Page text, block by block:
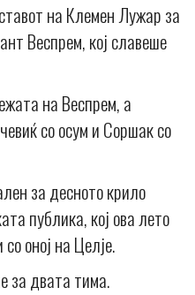
на Клемен Лужар за
Веспрем, кој славеше
на Веспрем, а
со осум и Соршак со
за десното крило
публика, кој ова лето
оној на Целје.
за двата тима.